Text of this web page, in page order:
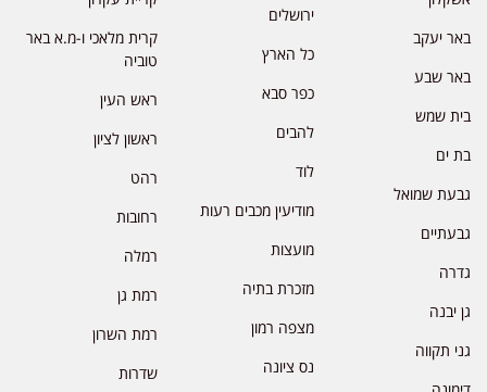
באר יעקב
באר שבע
בית שמש
בת ים
גבעת שמואל
גבעתיים
גדרה
גן יבנה
גני תקווה
ירושלים
כל הארץ
כפר סבא
להבים
לוד
מודיעין מכבים רעות
מועצות
מזכרת בתיה
מצפה רמון
נס ציונה
קרית מלאכי ו-מ.א באר
טוביה
ראש העין
ראשון לציון
רהט
רחובות
רמלה
רמת גן
רמת השרון
שדרות